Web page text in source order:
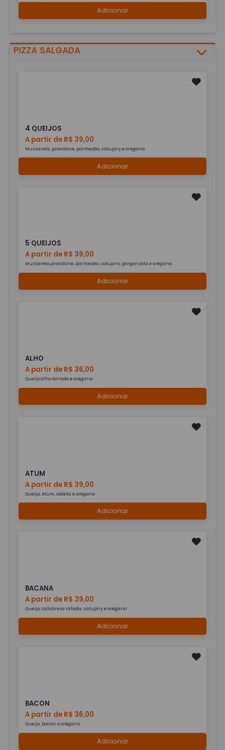
Adicionar
PIZZA SALGADA
4 QUEIJOS
A partir de R$ 39,00
Mussarela, provolone, parmesão, catupiry e oregano
Adicionar
5 QUEIJOS
A partir de R$ 39,00
Mussarela,provolone, parmesão, catupiry, gorgonzola e orégano
Adicionar
ALHO
A partir de R$ 36,00
Queijo,alho torrado e oregano
Adicionar
ATUM
A partir de R$ 39,00
Queijo, Atum, cebola e orégano
Adicionar
BACANA
A partir de R$ 39,00
Queijo, calabresa ralada, catupiry e orégano
Adicionar
BACON
A partir de R$ 36,00
Queijo, bacon e orégano
Adicionar